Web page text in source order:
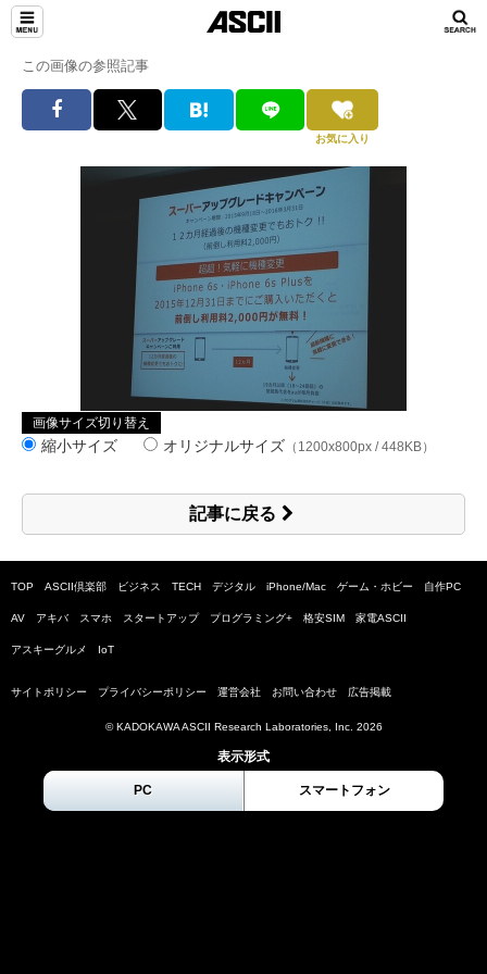
この画像の参照記事
お気に入り
画像サイズ切り替え
縮小サイズ オリジナルサイズ （1200x800px / 448KB）
記事に戻る
TOP ASCII倶楽部 ビジネス TECH デジタル iPhone/Mac ゲーム・ホビー 自作PC
AV アキバ スマホ スタートアップ プログラミング+ 格安SIM 家電ASCII
アスキーグルメ IoT
サイトポリシー プライバシーポリシー 運営会社 お問い合わせ 広告掲載
© KADOKAWA ASCII Research Laboratories, Inc. 2026
表示形式
PC スマートフォン